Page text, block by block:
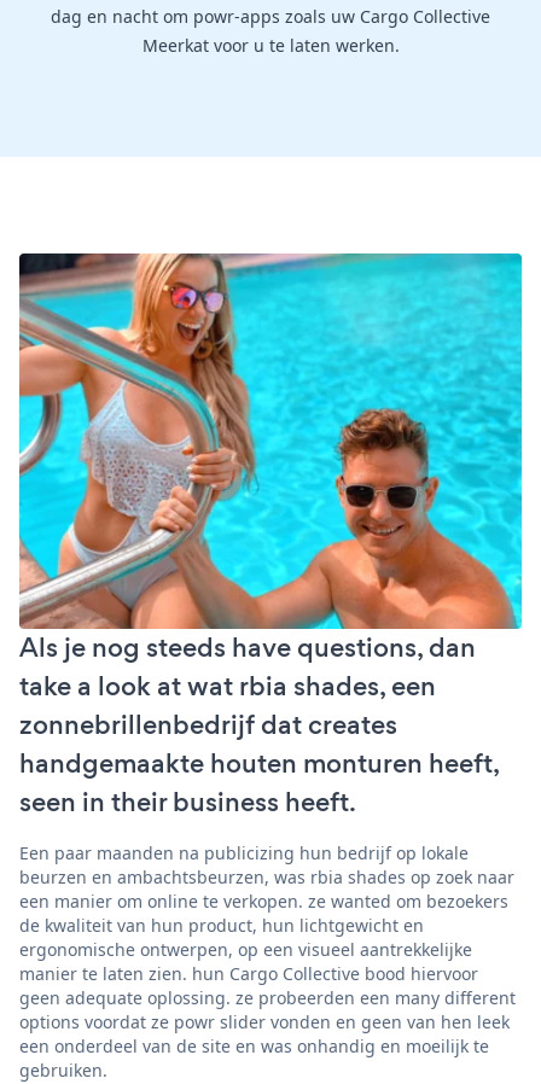
dag en nacht om powr-apps zoals uw Cargo Collective
Meerkat voor u te laten werken.
Als je nog steeds have questions, dan
take a look at wat rbia shades, een
zonnebrillenbedrijf dat creates
handgemaakte houten monturen heeft,
seen in their business heeft.
Een paar maanden na publicizing hun bedrijf op lokale
beurzen en ambachtsbeurzen, was rbia shades op zoek naar
een manier om online te verkopen. ze wanted om bezoekers
de kwaliteit van hun product, hun lichtgewicht en
ergonomische ontwerpen, op een visueel aantrekkelijke
manier te laten zien. hun Cargo Collective bood hiervoor
geen adequate oplossing. ze probeerden een many different
options voordat ze powr slider vonden en geen van hen leek
een onderdeel van de site en was onhandig en moeilijk te
gebruiken.